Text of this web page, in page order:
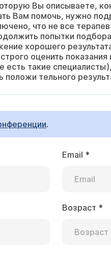
Вы описываете,
Вам помочь, нужно
что не все
попытки
хорошего
оценить
есть такие
тельного
.
Email *
Возраст *